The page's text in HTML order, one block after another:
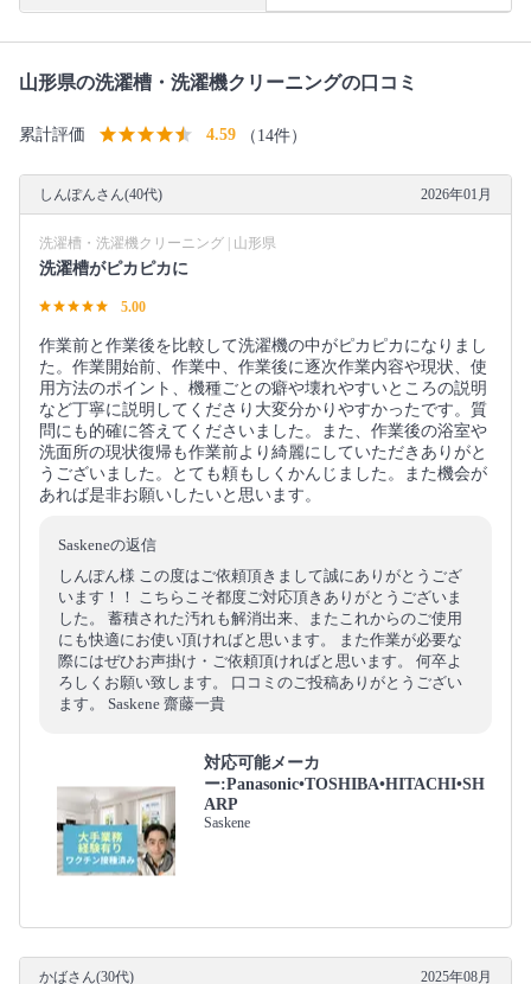
山形県の洗濯槽・洗濯機クリーニングの口コミ
累計評価 4.59 （14件）
しんぽんさん(40代) 2026年01月
洗濯槽・洗濯機クリーニング | 山形県
洗濯槽がピカピカに
5.00
作業前と作業後を比較して洗濯機の中がピカピカになりまし
た。作業開始前、作業中、作業後に逐次作業内容や現状、使
用方法のポイント、機種ごとの癖や壊れやすいところの説明
など丁寧に説明してくださり大変分かりやすかったです。質
問にも的確に答えてくださいました。また、作業後の浴室や
洗面所の現状復帰も作業前より綺麗にしていただきありがと
うございました。とても頼もしくかんじました。また機会が
あれば是非お願いしたいと思います。
Saskeneの返信
しんぽん様 この度はご依頼頂きまして誠にありがとうござ
います！！ こちらこそ都度ご対応頂きありがとうございま
した。 蓄積された汚れも解消出来、またこれからのご使用
にも快適にお使い頂ければと思います。 また作業が必要な
際にはぜひお声掛け・ご依頼頂ければと思います。 何卒よ
ろしくお願い致します。 口コミのご投稿ありがとうござい
ます。 Saskene 齋藤一貴
対応可能メーカ
ー:Panasonic•TOSHIBA•HITACHI•SH
ARP
Saskene
かばさん(30代) 2025年08月